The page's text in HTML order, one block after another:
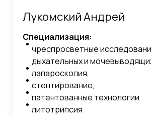
Лукомский Андрей
Специализация:
чреспросветные
дыхательных и
лапароскопия,
стентирование,
патентованные технологии
литотрипсия